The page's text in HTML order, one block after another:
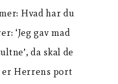
Hvad har du
‘Jeg gav mad
da skal de
er Herrens port